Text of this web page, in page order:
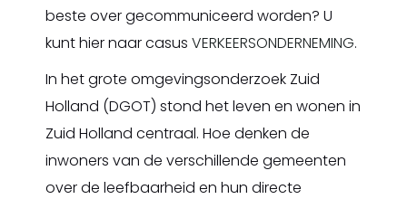
beste over gecommuniceerd worden? U
kunt hier naar casus VERKEERSONDERNEMING.
In het grote omgevingsonderzoek Zuid
Holland (DGOT) stond het leven en wonen in
Zuid Holland centraal. Hoe denken de
inwoners van de verschillende gemeenten
over de leefbaarheid en hun directe